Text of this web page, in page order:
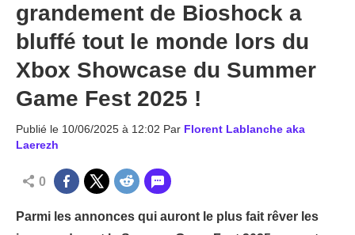
grandement de Bioshock a
bluffé tout le monde lors du
Xbox Showcase du Summer
Game Fest 2025 !
Publié le 10/06/2025 à 12:02 Par Florent Lablanche aka
Laerezh
0
Parmi les annonces qui auront le plus fait rêver les